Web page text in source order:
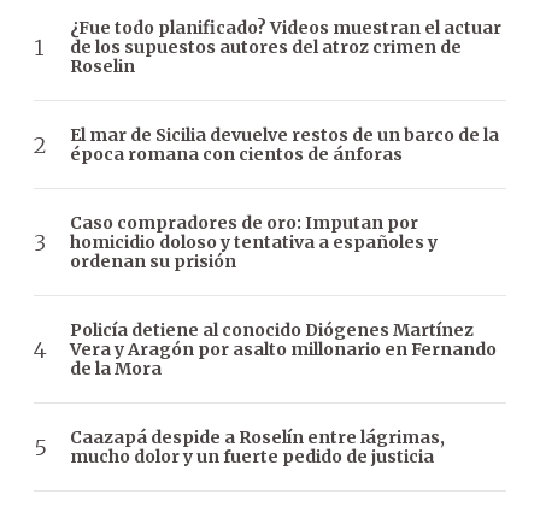
¿Fue todo planificado? Videos muestran el actuar
de los supuestos autores del atroz crimen de
Roselin
El mar de Sicilia devuelve restos de un barco de la
época romana con cientos de ánforas
Caso compradores de oro: Imputan por
homicidio doloso y tentativa a españoles y
ordenan su prisión
Policía detiene al conocido Diógenes Martínez
Vera y Aragón por asalto millonario en Fernando
de la Mora
Caazapá despide a Roselín entre lágrimas,
mucho dolor y un fuerte pedido de justicia